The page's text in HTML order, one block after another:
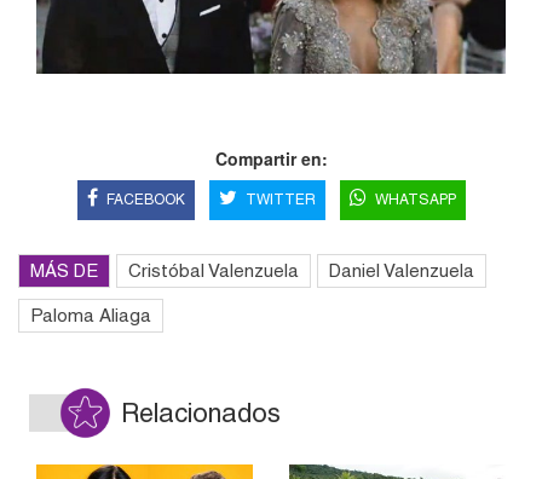
Compartir en:
FACEBOOK TWITTER WHATSAPP
MÁS DE Cristóbal Valenzuela Daniel Valenzuela
Paloma Aliaga
Relacionados